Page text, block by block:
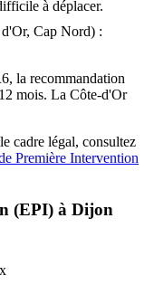
à déplacer.
Cap Nord) :
la recommandation
mois. La Côte-d'Or
cadre légal, consultez
Première Intervention
(EPI) à Dijon